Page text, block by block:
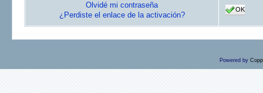
Olvidé mi contraseña
¿Perdiste el enlace de la activación?
OK
Powered by